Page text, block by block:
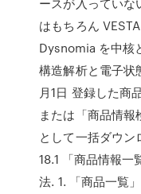
はもちろん
Dysnomia を中核
構造解析と電子状
月1日 登録した商
または「商品情
として一括ダウン
18.1 「商品情報
法. 1. 「商品一覧